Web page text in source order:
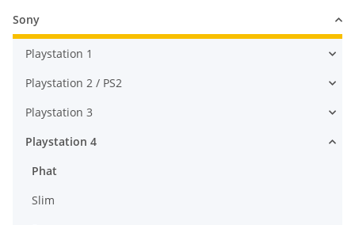
Sony
Playstation 1
Playstation 2 / PS2
Playstation 3
Playstation 4
Phat
Slim